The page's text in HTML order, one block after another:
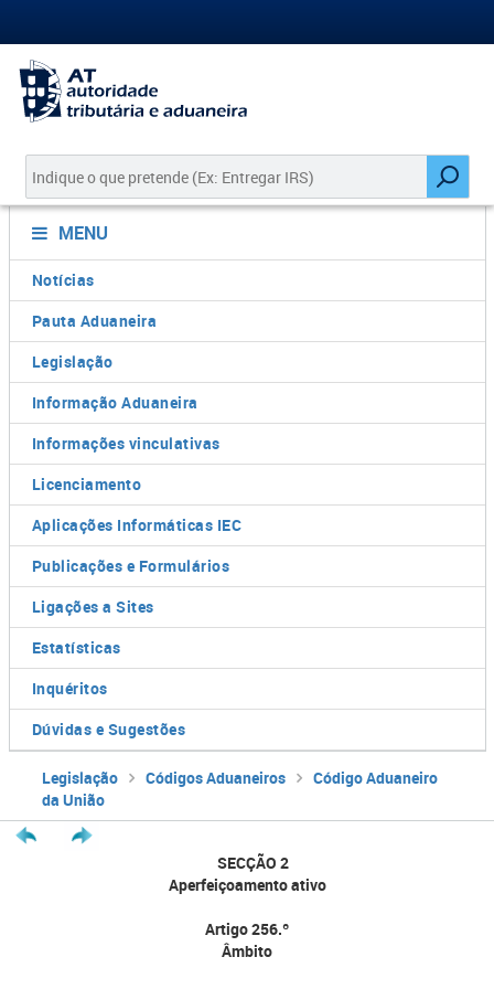
MENU
Notícias
Pauta Aduaneira
Legislação
Informação Aduaneira
Informações vinculativas
Licenciamento
Aplicações Informáticas IEC
Publicações e Formulários
Ligações a Sites
Estatísticas
Inquéritos
Dúvidas e Sugestões
Legislação Códigos Aduaneiros
Código Aduaneiro
da União
SECÇÃO 2
Aperfeiçoamento ativo
Artigo 256.º
Âmbito